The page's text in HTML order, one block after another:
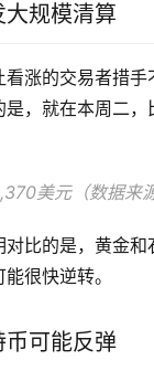
规模清算
看涨的交易者措
，就在本周二
美元（数据来
比的是，黄金
很快逆转。
币可能反弹